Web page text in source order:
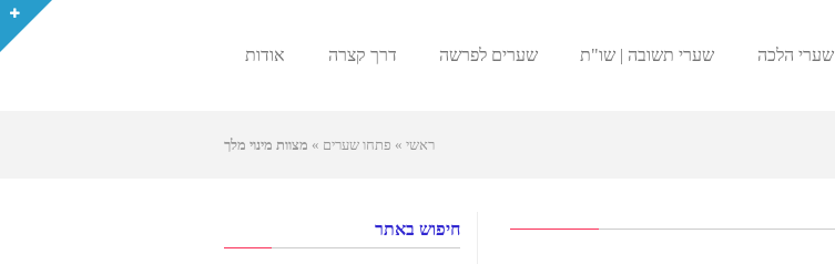
שערי הלכה שערי תשובה | שו"ת שערים לפרשה דרך קצרה אודות
ראשי » פתחו שערים » מצוות מינוי מלך
חיפוש באתר